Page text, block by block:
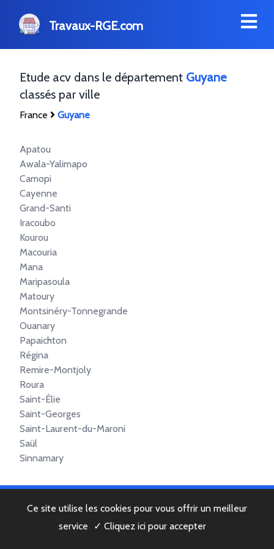
Travaux-RGE.com
Etude acv dans le département Guyane
classés par ville
France Guyane
Apatou
Awala-Yalimapo
Camopi
Cayenne
Grand-Santi
Iracoubo
Kourou
Macouria
Mana
Maripasoula
Matoury
Montsinéry-Tonnegrande
Ouanary
Papaichton
Régina
Remire-Montjoly
Roura
Saint-Élie
Saint-Georges
Saint-Laurent-du-Maroni
Saül
Sinnamary
Mentions légales
Ce site utilise les cookies pour vous offrir un meilleur
service
✓ Cliquez ici pour accepter